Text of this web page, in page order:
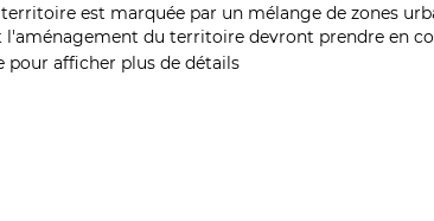
est marquée par un mélange de zones
du territoire devront prendre en
pour afficher plus de détails